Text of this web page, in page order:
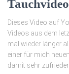
Dieses Video auf
Videos aus dem
mal wieder länger
einer für mich
damit sehr